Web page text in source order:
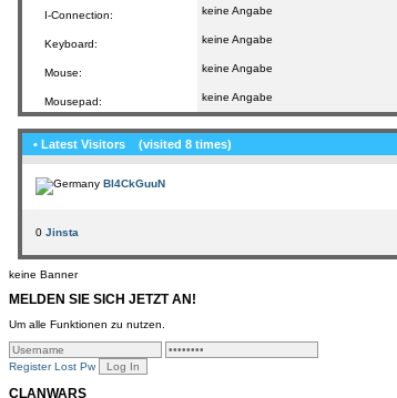
I-Connection: keine Angabe
Keyboard: keine Angabe
Mouse: keine Angabe
Mousepad: keine Angabe
• Latest Visitors (visited 8 times)
Bl4CkGuuN
0 Jinsta
keine Banner
MELDEN SIE SICH JETZT AN!
Um alle Funktionen zu nutzen.
Register Lost Pw
CLANWARS